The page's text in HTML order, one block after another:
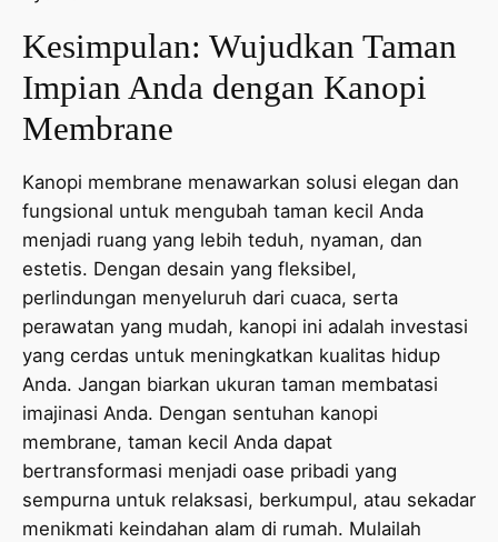
Kesimpulan: Wujudkan Taman
Impian Anda dengan Kanopi
Membrane
Kanopi membrane menawarkan solusi elegan dan
fungsional untuk mengubah taman kecil Anda
menjadi ruang yang lebih teduh, nyaman, dan
estetis. Dengan desain yang fleksibel,
perlindungan menyeluruh dari cuaca, serta
perawatan yang mudah, kanopi ini adalah investasi
yang cerdas untuk meningkatkan kualitas hidup
Anda. Jangan biarkan ukuran taman membatasi
imajinasi Anda. Dengan sentuhan kanopi
membrane, taman kecil Anda dapat
bertransformasi menjadi oase pribadi yang
sempurna untuk relaksasi, berkumpul, atau sekadar
menikmati keindahan alam di rumah. Mulailah